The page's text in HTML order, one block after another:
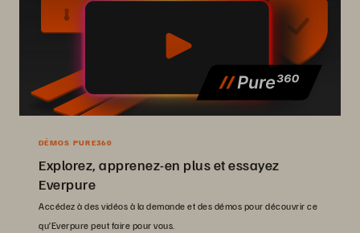
DÉMOS PURE360
Explorez, apprenez-en plus et essayez
Everpure
Accédez à des vidéos à la demande et des démos pour découvrir ce
qu’Everpure peut faire pour vous.